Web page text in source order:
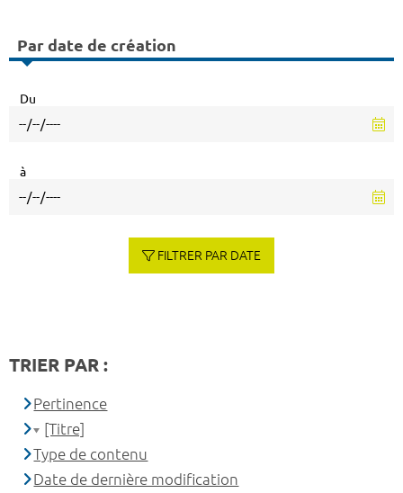
Par date de création
Du
à
FILTRER PAR DATE
TRIER PAR :
Pertinence
[Titre]
Type de contenu
Date de dernière modification